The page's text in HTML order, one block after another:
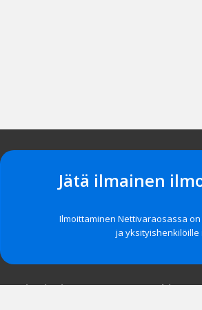
Jätä ilmainen
Ilmoittaminen Nettivaraosassa
ja yksityishenkilöille
Navigointi Tuki